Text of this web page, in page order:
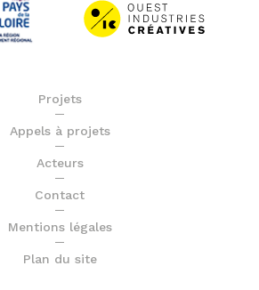
Projets
Appels à projets
Acteurs
Contact
Mentions légales
Plan du site